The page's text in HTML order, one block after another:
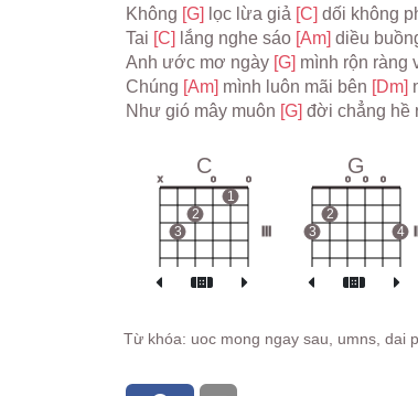
Không [G] lọc lừa giả [C] dối không
Tai [C] lắng nghe sáo [Am] diều
Anh ước mơ ngày [G] mình rộn ràng
Chúng [Am] mình luôn mãi bên [Dm]
Như gió mây muôn [G] đời chẳng hề
C
x
3
2
o
1
o
G
3
2
o o o
4
Từ khóa: uoc mong ngay sau, umns, dai